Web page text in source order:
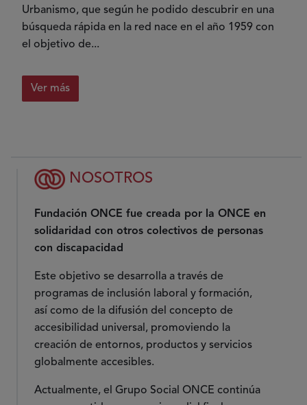
Urbanismo, que según he podido descubrir en una
búsqueda rápida en la red nace en el año 1959 con
el objetivo de...
Ver más
NOSOTROS
Fundación ONCE fue creada por la ONCE en
solidaridad con otros colectivos de personas
con discapacidad
Este objetivo se desarrolla a través de
programas de inclusión laboral y formación,
así como de la difusión del concepto de
accesibilidad universal, promoviendo la
creación de entornos, productos y servicios
globalmente accesibles.
Actualmente, el Grupo Social ONCE continúa